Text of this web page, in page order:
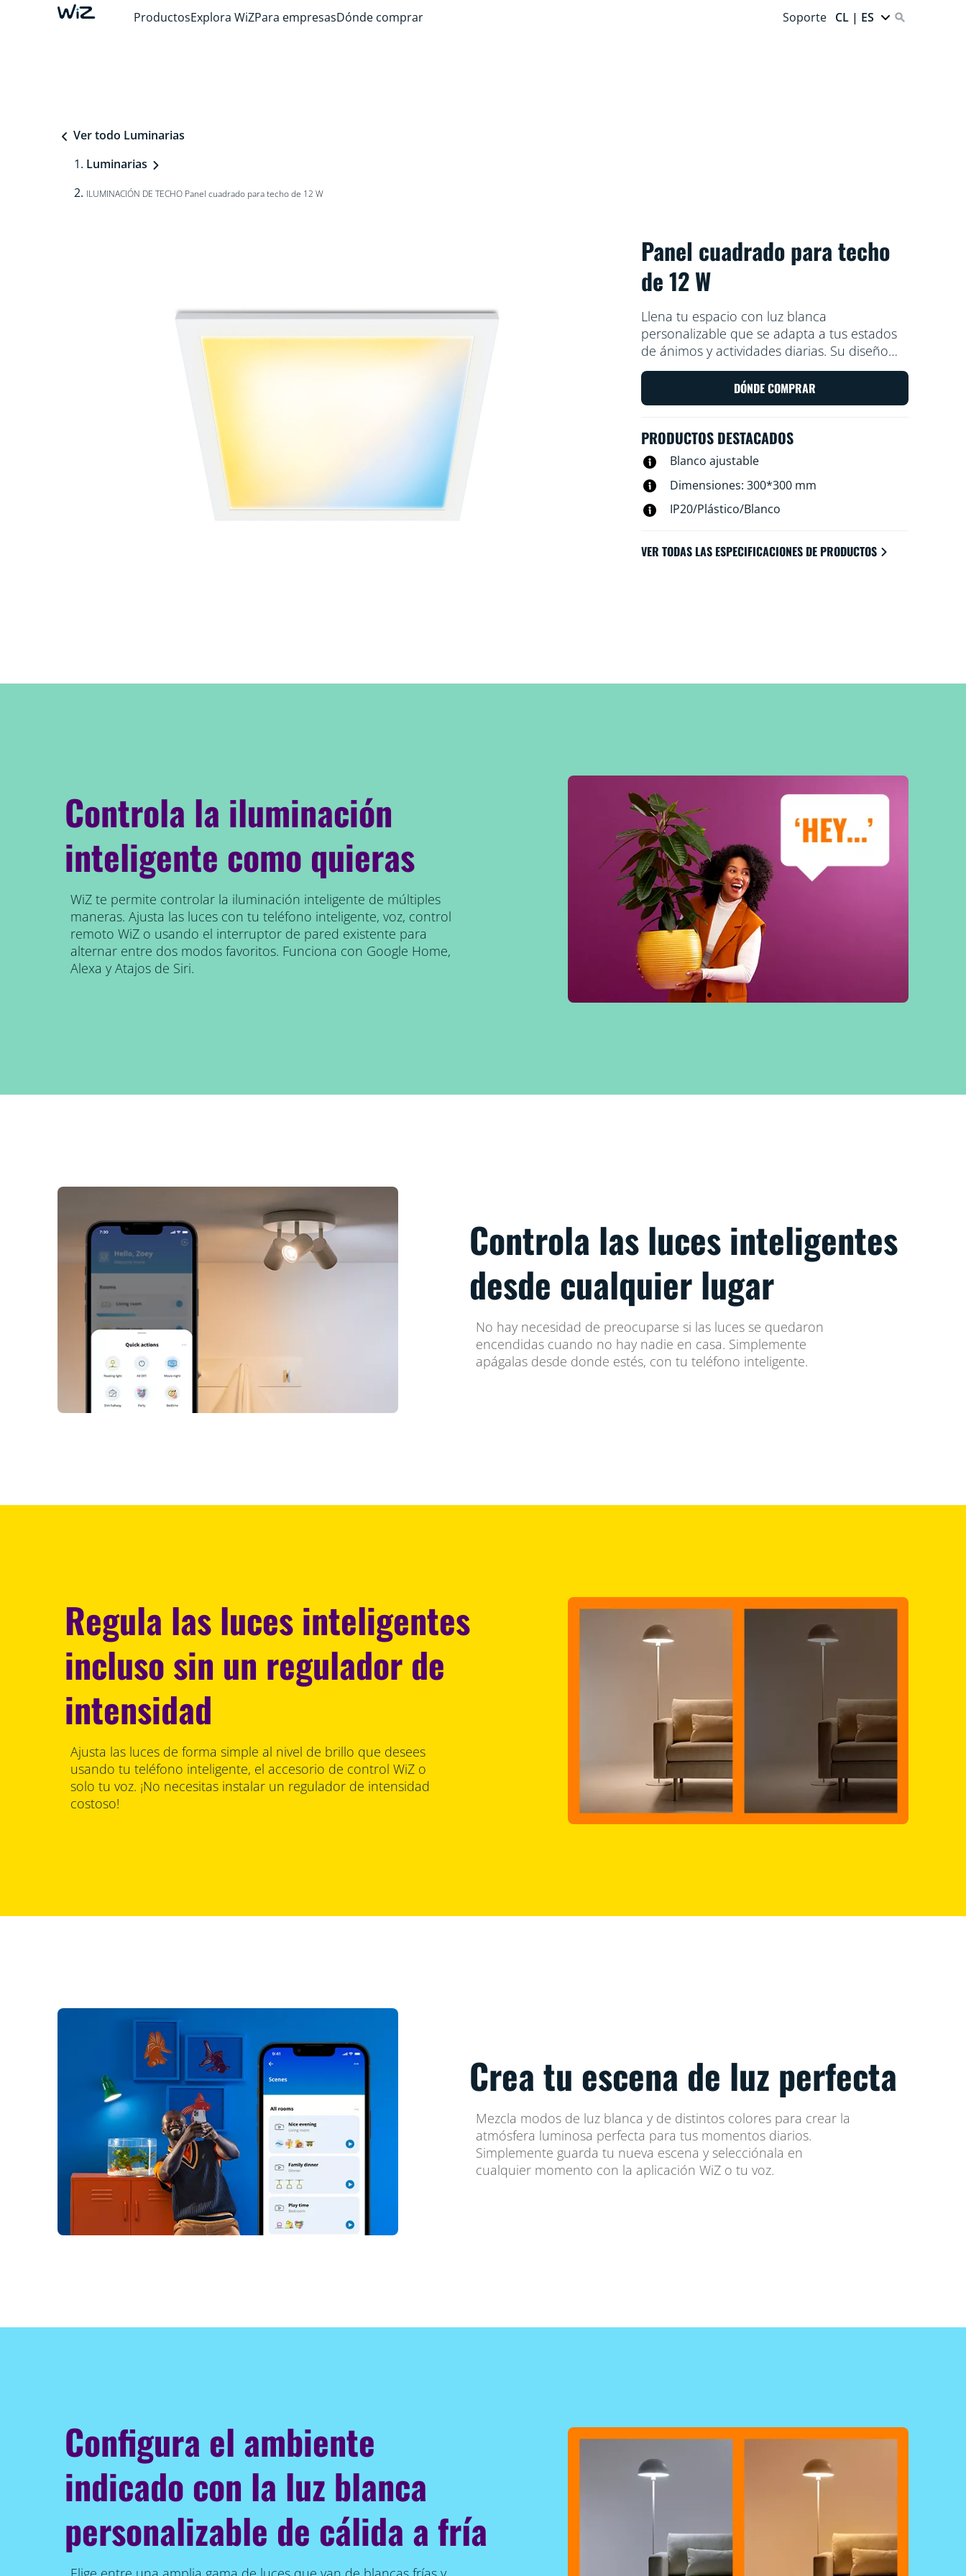
ProductosExplora WiZPara empresasDónde comprar Soporte CL | ES
Ver todo Luminarias
Luminarias
ILUMINACIÓN DE TECHO Panel cuadrado para techo de 12 W
Panel cuadrado para techo
de 12 W
Llena tu espacio con luz blanca
personalizable que se adapta a tus estados
de ánimos y actividades diarias. Su diseño
discreto y de fácil instalación te permiten
adaptar la iluminación de tus espacios de
manera cómoda y que se adapta a tus
DÓNDE COMPRAR
PRODUCTOS DESTACADOS
Blanco ajustable
Dimensiones: 300*300 mm
IP20/Plástico/Blanco
VER TODAS LAS ESPECIFICACIONES DE PRODUCTOS
Controla la iluminación
inteligente como quieras
WiZ te permite controlar la iluminación inteligente de múltiples
maneras. Ajusta las luces con tu teléfono inteligente, voz, control
remoto WiZ o usando el interruptor de pared existente para
alternar entre dos modos favoritos. Funciona con Google Home,
Alexa y Atajos de Siri.
Controla las luces inteligentes
desde cualquier lugar
No hay necesidad de preocuparse si las luces se quedaron
encendidas cuando no hay nadie en casa. Simplemente
apágalas desde donde estés, con tu teléfono inteligente.
Regula las luces inteligentes
incluso sin un regulador de
intensidad
Ajusta las luces de forma simple al nivel de brillo que desees
usando tu teléfono inteligente, el accesorio de control WiZ o
solo tu voz. ¡No necesitas instalar un regulador de intensidad
costoso!
Crea tu escena de luz perfecta
Mezcla modos de luz blanca y de distintos colores para crear la
atmósfera luminosa perfecta para tus momentos diarios.
Simplemente guarda tu nueva escena y selecciónala en
cualquier momento con la aplicación WiZ o tu voz.
Configura el ambiente
indicado con la luz blanca
personalizable de cálida a fría